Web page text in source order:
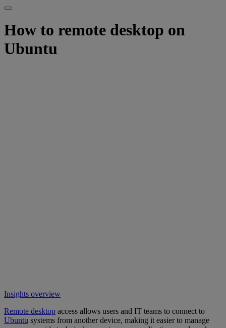
How to remote desktop on
Ubuntu
Insights overview
Remote desktop access allows users and IT teams to connect to
Ubuntu systems from another device, making it easier to manage